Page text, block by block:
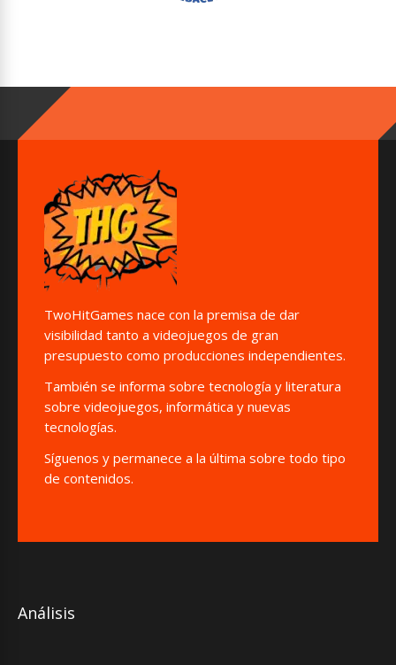
TwoHitGames nace con la premisa de dar
visibilidad tanto a videojuegos de gran
presupuesto como producciones independientes.
También se informa sobre tecnología y literatura
sobre videojuegos, informática y nuevas
tecnologías.
Síguenos y permanece a la última sobre todo tipo
de contenidos.
Análisis